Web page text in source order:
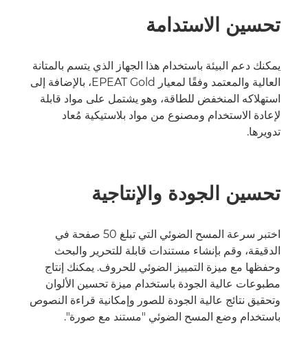
تحسين الاستدامة
يمكنك دعم البيئة باستخدام هذا الجهاز الذي يتسم بالمتانة
العالية والمعتمد وفقًا لمعيار EPEAT Gold، بالإضافة إلى
استهلاكه المنخفض للطاقة، وهو يشتمل على مواد قابلة
لإعادة الاستخدام ومصنوع من مواد بلاستيكية مُعاد
تدويرها.
تحسين الجودة والإنتاجية
اختبر سرعة المسح الضوئي التي تبلغ 50 صفحة في
الدقيقة، وقم بإنشاء مستندات قابلة للتحرير والبحث
وحفظها مع ميزة التمييز الضوئي للحروف. يمكنك إنتاج
مطبوعات عالية الجودة باستخدام ميزة تحسين الألوان
وتحقيق نتائج عالية الجودة للصور وإمكانية قراءة النصوص
باستخدام وضع المسح الضوئي "مستند مع صورة".